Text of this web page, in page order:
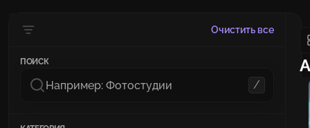
Очистить все
ПОИСК
/